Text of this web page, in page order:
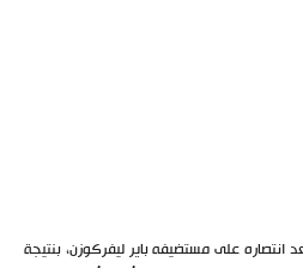
على مستضيفه باير ليفركوزن، بنتيجة